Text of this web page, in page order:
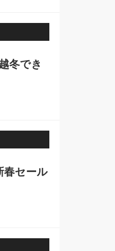
冬でき
春セール